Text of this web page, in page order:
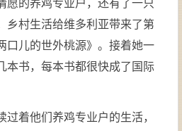
愿的养鸡专业户，还有了一只
乡村生活给维多利亚带来了第
儿的世外桃源》。接着她一
本书，每本书都很快成了国际
过着他们养鸡专业户的生活，